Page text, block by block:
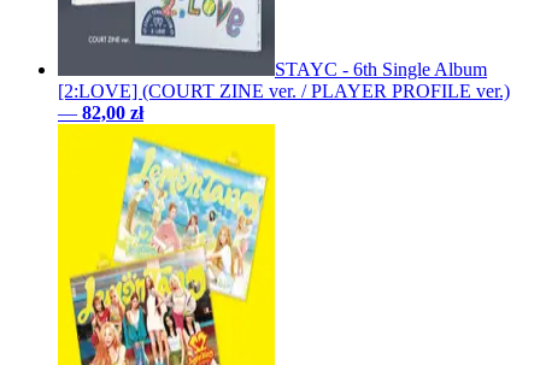
STAYC - 6th Single Album
[2:LOVE] (COURT ZINE ver. / PLAYER PROFILE ver.)
— 82,00 zł